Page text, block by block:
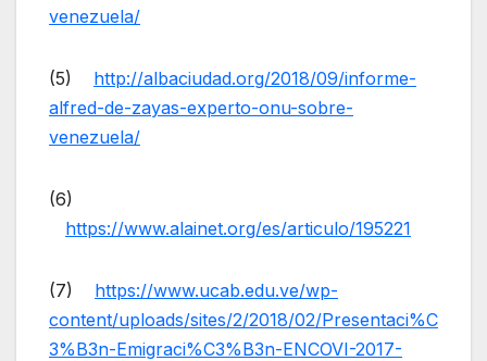
venezuela/
(5) http://albaciudad.org/2018/09/informe-
alfred-de-zayas-experto-onu-sobre-
venezuela/
(6)
https://www.alainet.org/es/articulo/195221
(7) https://www.ucab.edu.ve/wp-
content/uploads/sites/2/2018/02/Presentaci%C
3%B3n-Emigraci%C3%B3n-ENCOVI-2017-